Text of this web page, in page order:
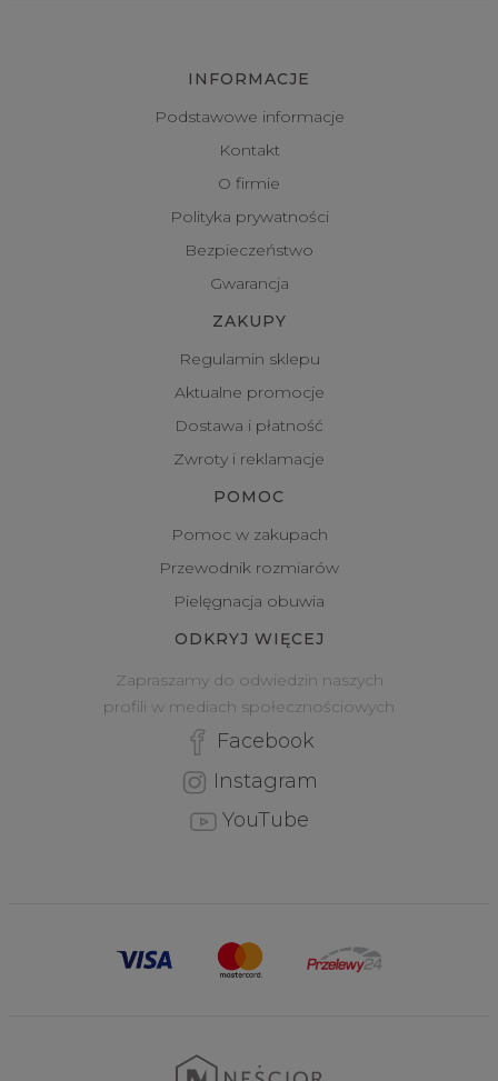
INFORMACJE
Podstawowe informacje
Kontakt
O firmie
Polityka prywatności
Bezpieczeństwo
Gwarancja
ZAKUPY
Regulamin sklepu
Aktualne promocje
Dostawa i płatność
Zwroty i reklamacje
POMOC
Pomoc w zakupach
Przewodnik rozmiarów
Pielęgnacja obuwia
ODKRYJ WIĘCEJ
Zapraszamy do odwiedzin naszych
profili w mediach społecznościowych
Facebook
Instagram
YouTube